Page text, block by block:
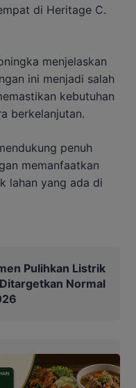
di Heritage C.
menjelaskan
ini menjadi salah
kebutuhan
berkelanjutan.
penuh
memanfaatkan
lahan yang ada di
Pulihkan Listrik
Normal